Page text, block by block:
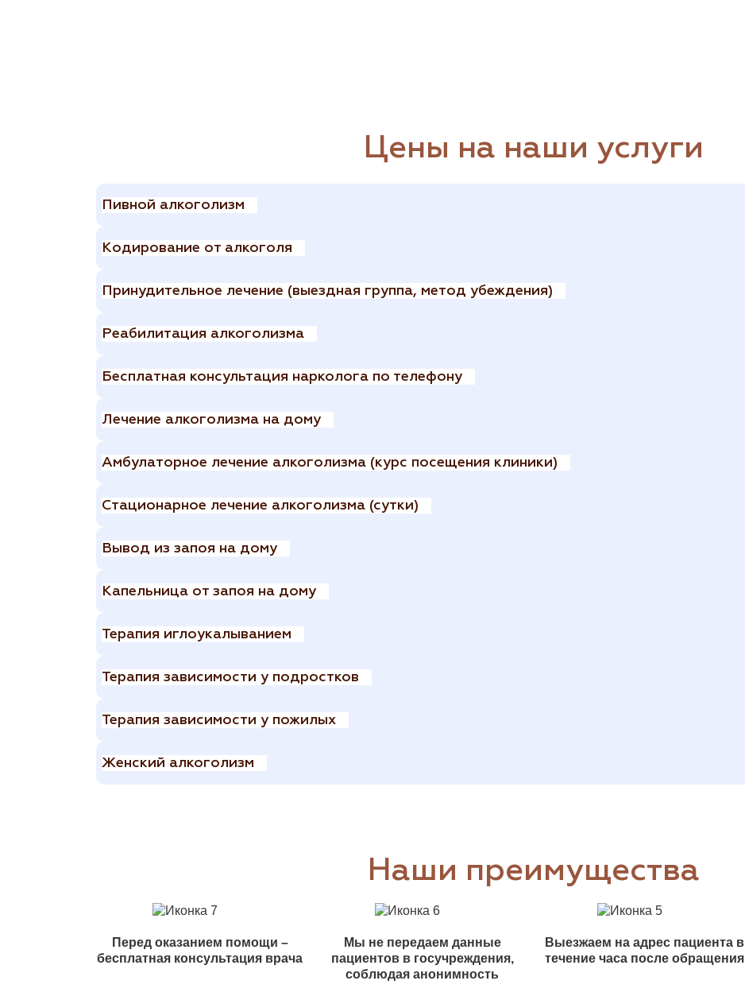
Цены на наши услуги
Пивной алкоголизм
Кодирование от алкоголя
Принудительное лечение (выездная группа, метод убеждения)
Реабилитация алкоголизма
Бесплатная консультация нарколога по телефону
Лечение алкоголизма на дому
Амбулаторное лечение алкоголизма (курс посещения клиники)
Стационарное лечение алкоголизма (сутки)
Вывод из запоя на дому
Капельница от запоя на дому
Терапия иглоукалыванием
Терапия зависимости у подростков
Терапия зависимости у пожилых
Женский алкоголизм
Наши преимущества
Перед оказанием помощи –
бесплатная консультация врача
Мы не передаем данные
пациентов в госучреждения,
соблюдая анонимность
Выезжаем на адрес пациента в
течение часа после обращения